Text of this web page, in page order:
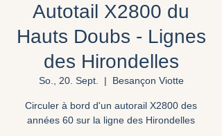
Autotail X2800 du
Hauts Doubs - Lignes
des Hirondelles
So., 20. Sept.
  |
Besançon Viotte
Circuler à bord d'un autorail X2800 des
années 60 sur la ligne des Hirondelles